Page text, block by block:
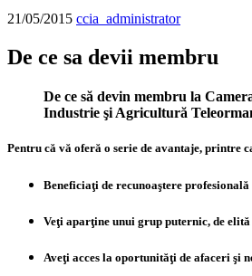
21/05/2015 ccia_administrator
De ce sa devii membru
De ce să devin membru la
Industrie şi Agricultură
Pentru că vă oferă o serie de avantaje, printre
Beneficiaţi de recunoaştere profesională
Veţi aparţine unui grup puternic, de elită
Aveţi acces la oportunităţi de afaceri şi